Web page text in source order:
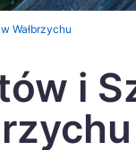
Wałbrzychu
i